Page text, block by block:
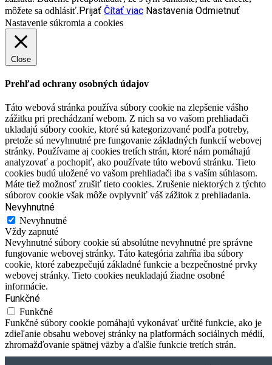
môžete sa odhlásiť.Prijať Čítať viac Nastavenia Odmietnuť
Nastavenie súkromia a cookies
Close
Prehľad ochrany osobných údajov
Táto webová stránka používa súbory cookie na zlepšenie vášho
zážitku pri prechádzaní webom. Z nich sa vo vašom prehliadači
ukladajú súbory cookie, ktoré sú kategorizované podľa potreby,
pretože sú nevyhnutné pre fungovanie základných funkcií webovej
stránky. Používame aj cookies tretích strán, ktoré nám pomáhajú
analyzovať a pochopiť, ako používate túto webovú stránku. Tieto
cookies budú uložené vo vašom prehliadači iba s vaším súhlasom.
Máte tiež možnosť zrušiť tieto cookies. Zrušenie niektorých z týchto
súborov cookie však môže ovplyvniť váš zážitok z prehliadania.
Nevyhnutné
Nevyhnutné
Vždy zapnuté
Nevyhnutné súbory cookie sú absolútne nevyhnutné pre správne
fungovanie webovej stránky. Táto kategória zahŕňa iba súbory
cookie, ktoré zabezpečujú základné funkcie a bezpečnostné prvky
webovej stránky. Tieto cookies neukladajú žiadne osobné
informácie.
Funkčné
Funkčné
Funkčné súbory cookie pomáhajú vykonávať určité funkcie, ako je
zdieľanie obsahu webovej stránky na platformách sociálnych médií,
zhromažďovanie spätnej väzby a ďalšie funkcie tretích strán.